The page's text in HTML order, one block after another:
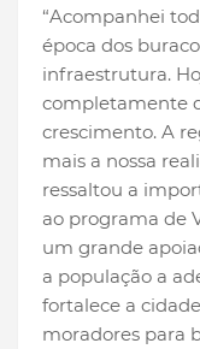
“Acompanhei
época dos
infraestrutura.
completamente
crescimento. A
mais a nossa
ressaltou a
ao programa de
um grande
a população a
fortalece a
moradores para